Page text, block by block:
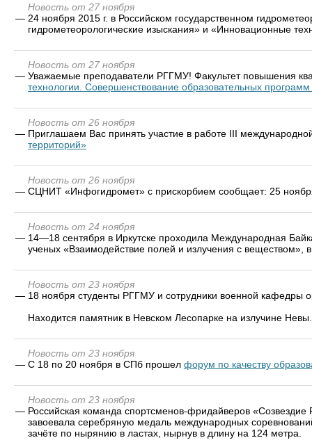
Новость от 27 ноября
— 24 ноября 2015 г. в Российском государственном
гидрометеорологические изыскания» и «Инновационные
Новость от 27 ноября
— Уважаемые преподаватели РГГМУ! Факультет повышения
технологии. Совершенствование образовательных
Новость от 26 ноября
— Приглашаем Вас принять участие в работе III
территорий»
Новость от 26 ноября
— СЦНИТ «Инфогидромет» с прискорбием сообщает: 25
Новость от 24 ноября
— 14—18 сентября в Иркутске проходила Международная
ученых «Взаимодействие полей и излучения с веществом»,
Новость от 23 ноября
— 18 ноября студенты РГГМУ и сотрудники военной кафедры
Находится памятник в Невском Лесопарке на излучине Невы.
Новость от 23 ноября
— С 18 по 20 ноября в СПб прошел форум по качеству
Новость от 23 ноября
— Российская команда спортсменов-фридайверов
завоевала серебряную медаль международных
зачёте по нырянию в ластах, нырнув в длину на 124 метра.